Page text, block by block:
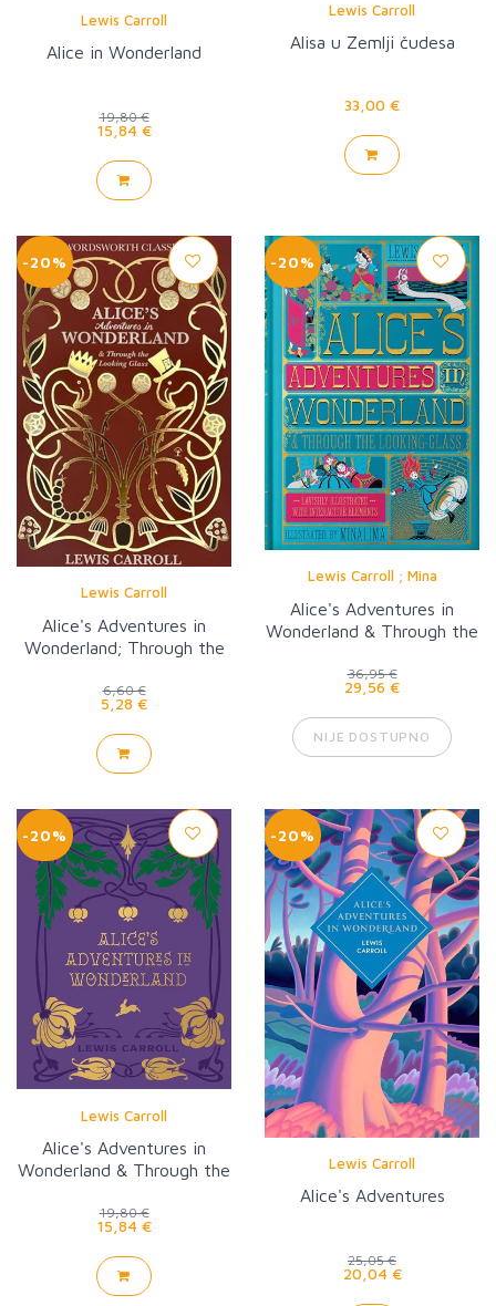
Lewis Carroll
Alice in Wonderland
19,80 €
15,84 €
Lewis Carroll
Alisa u Zemlji čudesa
33,00 €
-20%
Lewis Carroll
Alice's Adventures in
Wonderland; Through the
6,60 €
5,28 €
-20%
Lewis Carroll ; Mina
Alice's Adventures in
Wonderland & Through the
36,95 €
29,56 €
NIJE DOSTUPNO
-20%
Lewis Carroll
Alice's Adventures in
Wonderland & Through the
19,80 €
15,84 €
-20%
Lewis Carroll
Alice's Adventures
25,05 €
20,04 €